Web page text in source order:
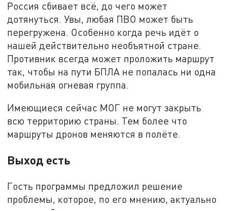
Россия сбивает всё, до чего может
дотянуться. Увы, любая ПВО может быть
перегружена. Особенно когда речь идёт о
нашей действительно необъятной стране.
Противник всегда может проложить маршрут
так, чтобы на пути БПЛА не попалась ни одна
мобильная огневая группа.
Имеющиеся сейчас МОГ не могут закрыть
всю территорию страны. Тем более что
маршруты дронов меняются в полёте.
Выход есть
Гость программы предложил решение
проблемы, которое, по его мнению, актуально